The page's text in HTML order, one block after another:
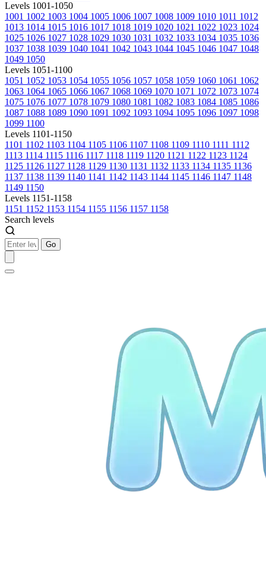
Levels 1001-1050
1001 1002 1003 1004 1005 1006 1007 1008 1009 1010 1011 1012
1013 1014 1015 1016 1017 1018 1019 1020 1021 1022 1023 1024
1025 1026 1027 1028 1029 1030 1031 1032 1033 1034 1035 1036
1037 1038 1039 1040 1041 1042 1043 1044 1045 1046 1047 1048
1049 1050
Levels 1051-1100
1051 1052 1053 1054 1055 1056 1057 1058 1059 1060 1061 1062
1063 1064 1065 1066 1067 1068 1069 1070 1071 1072 1073 1074
1075 1076 1077 1078 1079 1080 1081 1082 1083 1084 1085 1086
1087 1088 1089 1090 1091 1092 1093 1094 1095 1096 1097 1098
1099 1100
Levels 1101-1150
1101 1102 1103 1104 1105 1106 1107 1108 1109 1110 1111 1112
1113 1114 1115 1116 1117 1118 1119 1120 1121 1122 1123 1124
1125 1126 1127 1128 1129 1130 1131 1132 1133 1134 1135 1136
1137 1138 1139 1140 1141 1142 1143 1144 1145 1146 1147 1148
1149 1150
Levels 1151-1158
1151 1152 1153 1154 1155 1156 1157 1158
Search levels
Go